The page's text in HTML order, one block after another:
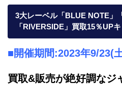
3大レーベル「BLUE NOTE」
「RIVERSIDE」買取15％UP
■開催期間:2023年9/23(
買取&販売が絶好調なジ